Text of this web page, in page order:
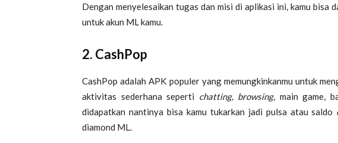
Dengan menyelesaikan tugas dan misi di aplikasi ini, kamu bisa
untuk akun ML kamu.
2. CashPop
CashPop adalah APK populer yang memungkinkanmu untuk
aktivitas sederhana seperti chatting, browsing, main game,
didapatkan nantinya bisa kamu tukarkan jadi pulsa atau saldo
diamond ML.